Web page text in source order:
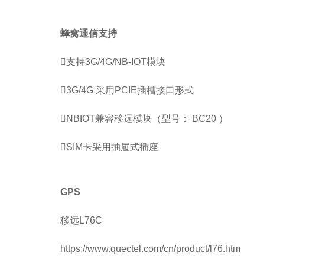
蜂窝通信支持
支持3G/4G/NB-IOT模块
3G/4G 采用PCIE插槽接口形式
NBIOT兼容移远模块（型号： BC20 ）
SIM卡采用抽屉式插座
GPS
移远L76C
https://www.quectel.com/cn/product/l76.htm